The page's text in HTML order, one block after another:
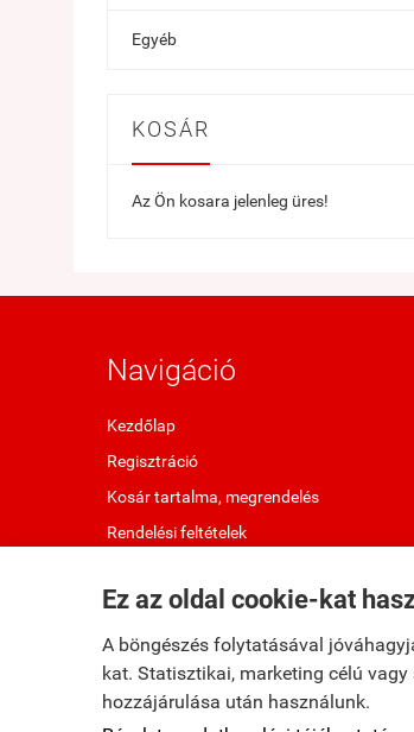
Ez az oldal cookie-kat
A böngészés folytatásával
kat. Statisztikai, marketing célú
hozzájárulása után használunk.
Egyéb
KOSÁR
Az Ön kosara jelenleg üres!
Navigáció
Kezdőlap
Regisztráció
Kosár tartalma, megrendelés
Rendelési feltételek
Elállok a szerződéstől